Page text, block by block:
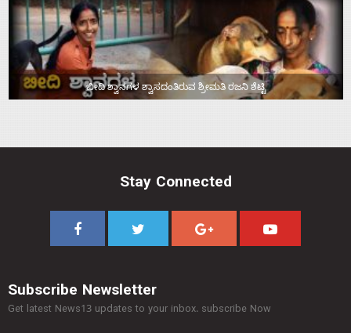
ಬೀದಿ ಶ್ವಾನಗಳ ಶ್ವಾಸದಂತಿರುವ ಶ್ರೀಮತಿ ರಜನಿ ಶೆಟ್ಟಿ
Stay Connected
Subscribe Newsletter
Get latest News13 updates to your inbox. subscribe Now